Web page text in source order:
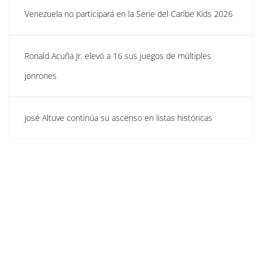
Venezuela no participará en la Serie del Caribe Kids 2026
Ronald Acuña Jr. elevó a 16 sus juegos de múltiples
jonrones
José Altuve continúa su ascenso en listas históricas